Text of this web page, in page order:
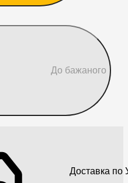
До бажаного
Доставка по